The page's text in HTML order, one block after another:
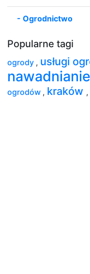
- Ogrodnictwo
Popularne tagi
ogrody , usługi
nawadnianie
ogrodów , kraków ,